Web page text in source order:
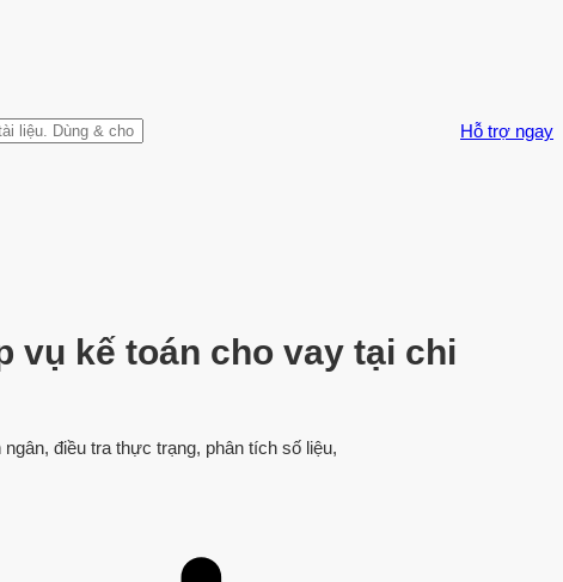
Hỗ trợ ngay
vụ kế toán cho vay tại chi
điều tra thực trạng, phân tích số liệu,